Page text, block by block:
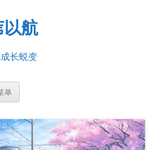
航
长蜕变
单
文